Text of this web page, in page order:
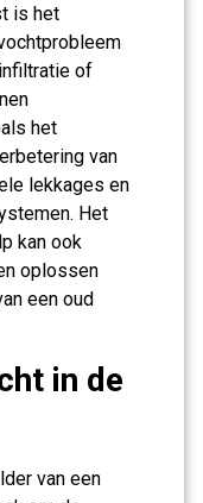
is het
of
het
van
lekkages en
Het
kan ook
oplossen
een oud
in de
van een